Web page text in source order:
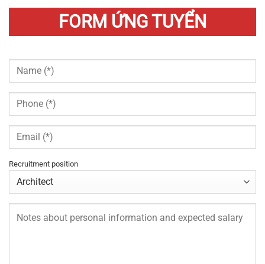
FORM ỨNG TUYỂN
Recruitment position